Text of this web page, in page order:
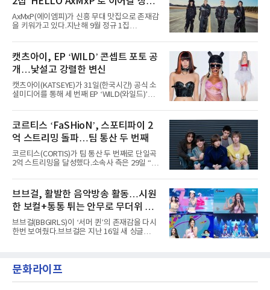
년 차다운 노련한 무대 매너와 파워풀한 에너지
로 현장의 분위기를 압도했다”고 밝혔다.1991
년 시작된 ‘롤라팔루자’는 8개 스테이지, 170여
팀의 아티스트와 40만 명 이상의 관객이 운집하
코르티스 등 K팝 스타들이 출연진 명단에 이름
을 올렸다.이날 에스파는
세
AxMxP(에이엠피)가 신흥 무대 맛집으로 존재감
을 키워가고 있다.지난해 9월 정규 1집
AxMxP는 데뷔 전부터 버스킹과 각종 페스티벌,
공연 무대에 오르며 실전 경험을 쌓아왔다.이들
은 소속사 패밀리 콘서트를 비롯해 '뷰티풀 민트
라이프 2025', '2025 부산국제록페스티벌' 등 대
형 무대에 잇달아 출연해 당찬 에너지와 풋풋한
매력으로 음악팬들의 눈도장을 찍었다.이후
AxMxP는 '카운트다운 판타지 2025-2026',
정적인 실력을 입증했고, 올해 '2026 어썸뮤직
페스티벌', '뷰티풀 민트 라이프 2026', '2026
캣츠아이, EP ‘WILD’ 콘셉트 포토 공
개…낯설고 강렬한 변신
캣츠아이(KATSEYE)가 31일(한국시간) 공식 소
셜미디어를 통해 세 번째 EP ‘WILD(와일드)’의
heart(와일드 하트)’라는 제목이 붙은 콘셉트 포
토에는 멤버들의 본능적이고 야성적인 면모가
강렬하게 담겼다. 짙은 아이섀도와 푸른빛·금빛·
붉은빛의 컬러 렌즈가 비현실적인 분위기를 자
아내고, 여러 원색이 불규칙하게 뒤섞인 멀티컬
러 헤어와 과감한 블루·블랙 립 메이크업이 낯설
고도 매혹적인 비주얼을 완성했다.스타일링 역
엣을 거침없이 결합했다. 멤버들은 각기 다른 개
성을 살린 스타일링을 선
코르티스 ‘FaSHioN’, 스포티파이 2
억 스트리밍 돌파…팀 통산 두 번째
코르티스(CORTIS)가 팀 통산 두 번째로 단일곡
2억 스트리밍을 달성했다.소속사 측은 29일 “코
벌 오디오·음원 스트리밍 플랫폼 스포티파이에
서 27일 자로 누적 재생 수 2억 회를 돌파했
다”고 밝혔다.곡이 발표된 지 약 10개월 만이다.
팀의 첫 번째 2억 스트리밍 곡은 동일 음반에 수
록된 ‘GO!’다. 이 노래는 공개 약 9개월 만인 지
난달 26일 자에 2억 고지를 밟았다. 이는 최근 5
년 내 데뷔한 보이그룹의 곡 중 최단기 2억 달성
했다. “내 티, 5 bucks 바지는, 만원” 등 멤버들
의 라이프 스타일
브브걸, 활발한 음악방송 활동…시원
한 보컬+통통 튀는 안무로 무더위 사
냥
브브걸(BBGIRLS)이 ‘서머 퀸’의 존재감을 다시
한번 보여줬다.브브걸은 지난 16일 새 싱글
MBC '쇼! 음악중심', SBS '인기가요' 등 주요 음
악방송 무대에 올라 화려한 퍼포먼스를 펼쳤다.
문화라이프